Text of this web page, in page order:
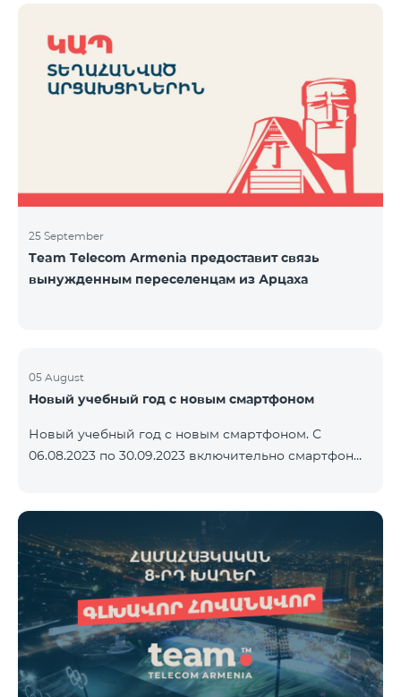
25 September
Team Telecom Armenia предоставит связь
вынужденным переселенцам из Арцаха
05 August
Новый учебный год с новым смартфоном
Новый учебный год с новым смартфоном. С
06.08.2023 по 30.09.2023 включительно смартфон
Light и специальным тарифным планом TeamTok -
1-й месяц бесплатно. Смартфон также можно
приобрести в кредит, начиная с 1250 драмов в
месяц. К ежемесячной плате добавляются
банковские платежи. Условия тарифного плана
ниже. Предоплатный тарифный план Teamtok.
Ежемесячная плата: 2500 драм 250 минут на сети
РА